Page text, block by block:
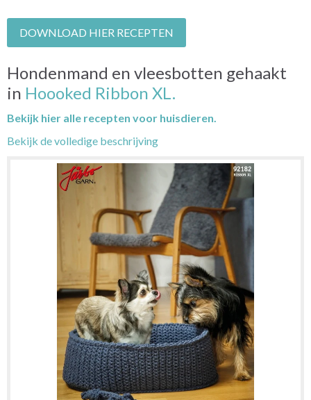
DOWNLOAD HIER RECEPTEN
Hondenmand en vleesbotten gehaakt
in Hoooked Ribbon XL.
Bekijk hier alle recepten voor huisdieren.
Bekijk de volledige beschrijving